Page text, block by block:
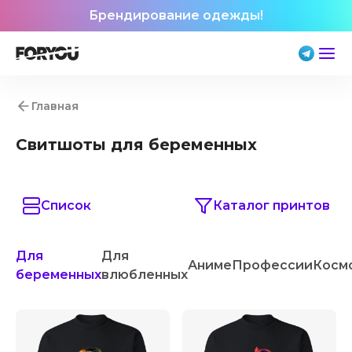
Брендирование одежды!
Главная
Свитшоты для беременных
Список Каталог принтов
Для
беременных
Для
влюбленных
АнимеПрофессии